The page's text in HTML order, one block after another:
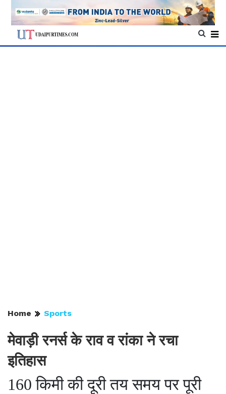
Home Sports
मेवाड़ी रनर्स के राव व रांका ने रचा
इतिहास
160 किमी की दूरी तय समय पर पूरी